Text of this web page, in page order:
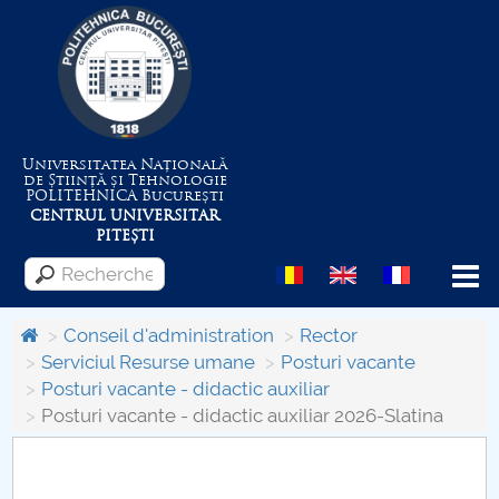
Universitatea Națională
de Știință și Tehnologie
POLITEHNICABucurești
CENTRUL UNIVERSITAR
PITEȘTI
Menu
Despre Universitate
Centrul de Management al Proiectelor
Conseil d'administration
Rector
Serviciul Resurse umane
Posturi vacante
Posturi vacante - didactic auxiliar
Posturi vacante - didactic auxiliar 2026-Slatina